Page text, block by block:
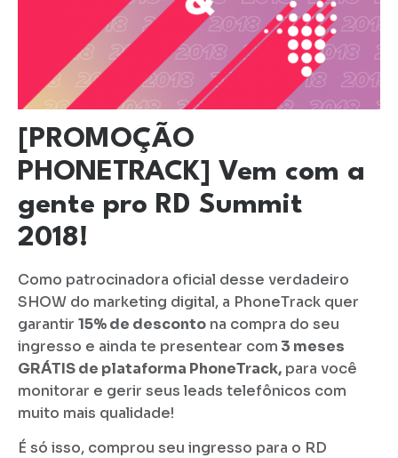
[PROMOÇÃO
PHONETRACK] Vem com a
gente pro RD Summit
2018!
Como patrocinadora oficial desse verdadeiro
SHOW do marketing digital, a PhoneTrack quer
garantir 15% de desconto na compra do seu
ingresso e ainda te presentear com 3 meses
GRÁTIS de plataforma PhoneTrack, para você
monitorar e gerir seus leads telefônicos com
muito mais qualidade!
É só isso, comprou seu ingresso para o RD